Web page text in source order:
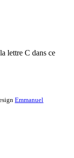
lettre C dans ce
Emmanuel